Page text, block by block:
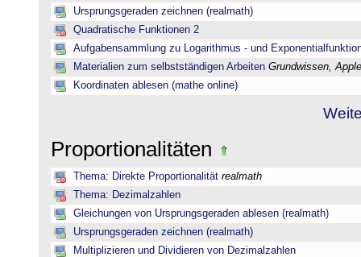
Ursprungsgeraden zeichnen (realmath)
Quadratische Funktionen 2
Aufgabensammlung zu Logarithmus - und
Materialien zum selbstständigen Arbeiten Grundwissen,
Koordinaten ablesen (mathe online)
Proportionalitäten
Thema: Direkte Proportionalität realmath
Thema: Dezimalzahlen
Gleichungen von Ursprungsgeraden ablesen (realmath)
Ursprungsgeraden zeichnen (realmath)
Multiplizieren und Dividieren von Dezimalzahlen